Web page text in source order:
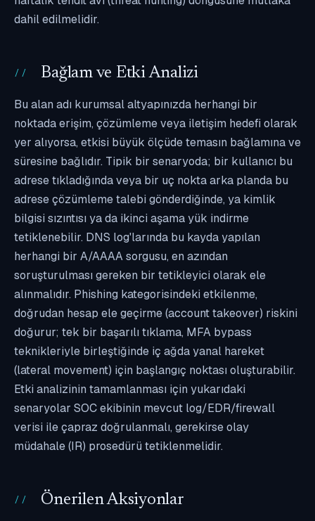
dahil edilmelidir.
Bağlam ve Etki Analizi
Bu alan adı kurumsal altyapınızda herhangi bir
noktada erişim, çözümleme veya iletişim hedefi olarak
yer alıyorsa, etkisi büyük ölçüde temasın bağlamına ve
süresine bağlıdır. Tipik bir senaryoda; bir kullanıcı bu
adrese tıkladığında veya bir uç nokta arka planda bu
adrese çözümleme talebi gönderdiğinde, ya kimlik
bilgisi sızıntısı ya da ikinci aşama yük indirme
tetiklenebilir. DNS log'larında bu kayda yapılan
herhangi bir A/AAAA sorgusu, en azından
soruşturulması gereken bir tetikleyici olarak ele
alınmalıdır. Phishing kategorisindeki etkilenme,
doğrudan hesap ele geçirme (account takeover) riskini
doğurur; tek bir başarılı tıklama, MFA bypass
teknikleriyle birleştiğinde iç ağda yanal hareket
(lateral movement) için başlangıç noktası oluşturabilir.
Etki analizinin tamamlanması için yukarıdaki
senaryolar SOC ekibinin mevcut log/EDR/firewall
verisi ile çapraz doğrulanmalı, gerekirse olay
müdahale (IR) prosedürü tetiklenmelidir.
Önerilen Aksiyonlar